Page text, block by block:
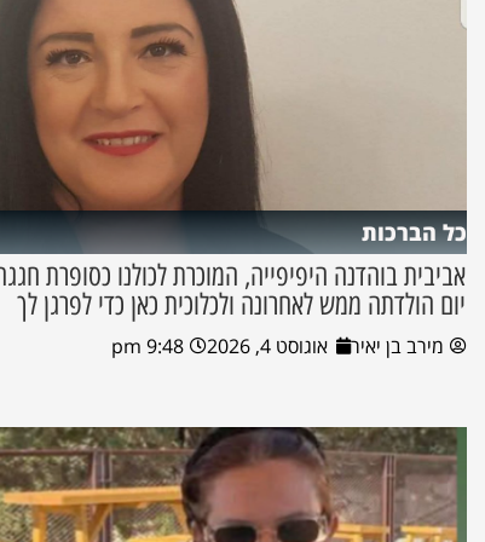
כל הברכות
אביבית בוהדנה היפיפייה, המוכרת לכולנו כסופרת
יום הולדתה ממש לאחרונה ולכלוכית כאן כדי לפרגן לך
מירב בן יאיר אוגוסט 4, 2026 9:48 pm